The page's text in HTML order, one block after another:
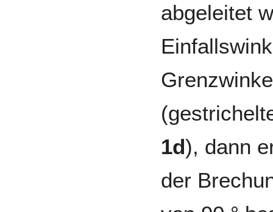
abgeleitet
1d), dann
der